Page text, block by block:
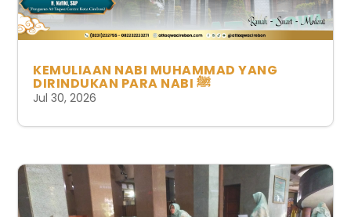
KEMULIAAN NABI MUHAMMAD YANG
DIRINDUKAN PARA NABI ﷺ
Jul 30, 2026